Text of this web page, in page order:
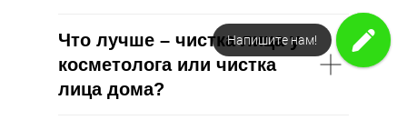
Что лучше – чистка лица у
косметолога или чистка
лица дома?
Напишите нам!